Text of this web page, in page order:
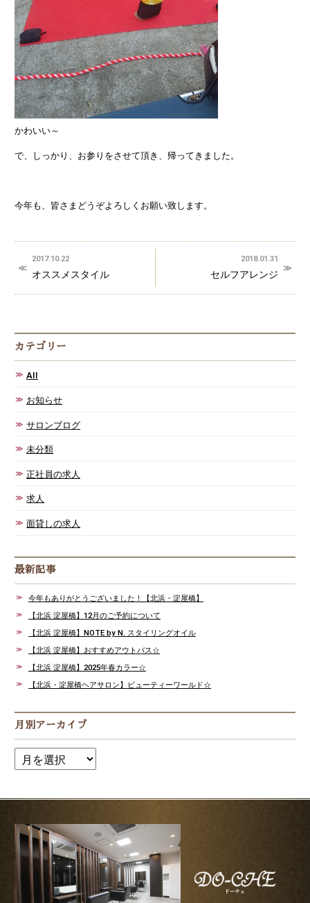
かわいい～
で、しっかり、お参りをさせて頂き、帰ってきました。
今年も、皆さまどうぞよろしくお願い致します。
2017.10.22
オススメスタイル
2018.01.31
セルフアレンジ
カテゴリー
AII
お知らせ
サロンブログ
未分類
正社員の求人
求人
面貸しの求人
最新記事
今年もありがとうございました！【北浜・淀屋橋】
【北浜 淀屋橋】12月のご予約について
【北浜 淀屋橋】NOTE by N. スタイリングオイル
【北浜 淀屋橋】おすすめアウトバス☆
【北浜 淀屋橋】2025年春カラー☆
【北浜・淀屋橋ヘアサロン】ビューティーワールド☆
月別アーカイブ